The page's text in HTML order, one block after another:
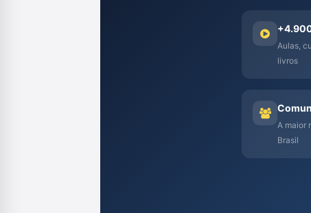
Aulas,
livros
A maior
Brasil